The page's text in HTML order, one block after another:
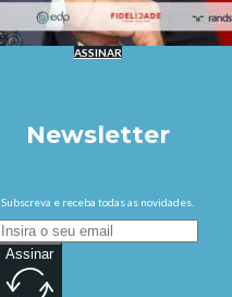
ASSINAR
Newsletter
Subscreva e receba todas as novidades.
Assinar